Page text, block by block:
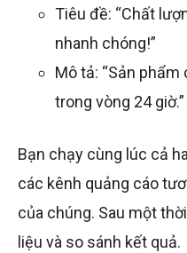
Tiêu đề: “Chất
nhanh chóng!”
Mô tả: “Sản phẩm
trong vòng 24 giờ.”
Bạn chạy cùng lúc cả
các kênh quảng cáo
của chúng. Sau một
liệu và so sánh kết quả.